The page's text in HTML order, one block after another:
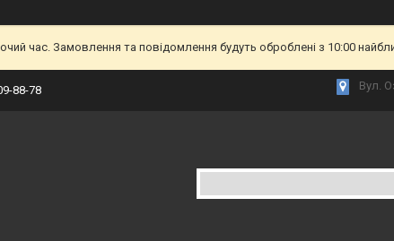
час. Замовлення та повідомлення будуть оброблені з 10:00
88-78 Вул.